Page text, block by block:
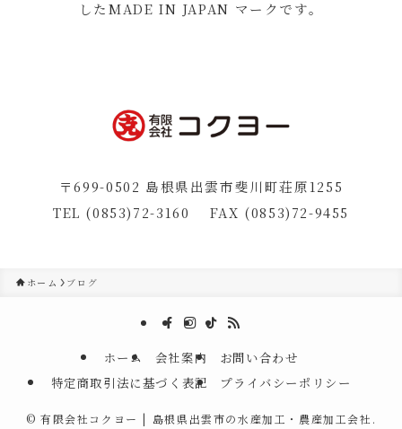
したMADE IN JAPAN マークです。
〒699-0502 島根県出雲市斐川町荘原1255
TEL (0853)72-3160 FAX (0853)72-9455
ホーム ブログ
ホーム 会社案内
お問い合わせ
特定商取引法に基づく表記
プライバシーポリシー
© 有限会社コクヨー | 島根県出雲市の水産加工・農産加工会社.